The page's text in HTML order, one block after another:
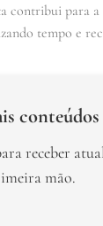
contribui para
tempo e
receber
mão.